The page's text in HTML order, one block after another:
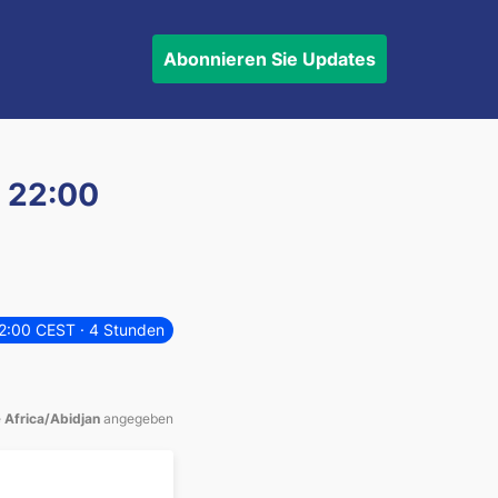
Abonnieren Sie Updates
22:00
CEST · 4 Stunden
Africa/Abidjan angegeben